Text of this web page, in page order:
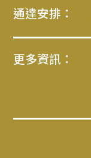
通達安排：
更多資訊：